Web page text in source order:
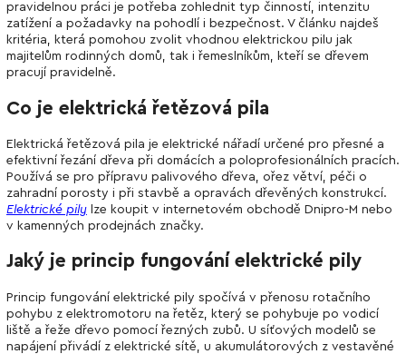
pravidelnou práci je potřeba zohlednit typ činností, intenzitu
zatížení a požadavky na pohodlí i bezpečnost. V článku najdeš
kritéria, která pomohou zvolit vhodnou elektrickou pilu jak
majitelům rodinných domů, tak i řemeslníkům, kteří se dřevem
pracují pravidelně.
Co je elektrická řetězová pila
Elektrická řetězová pila je elektrické nářadí určené pro přesné a
efektivní řezání dřeva při domácích a poloprofesionálních pracích.
Používá se pro přípravu palivového dřeva, ořez větví, péči o
zahradní porosty i při stavbě a opravách dřevěných konstrukcí.
Elektrické pily lze koupit v internetovém obchodě Dnipro-M nebo
v kamenných prodejnách značky.
Jaký je princip fungování elektrické pily
Princip fungování elektrické pily spočívá v přenosu rotačního
pohybu z elektromotoru na řetěz, který se pohybuje po vodicí
liště a řeže dřevo pomocí řezných zubů. U síťových modelů se
napájení přivádí z elektrické sítě, u akumulátorových z vestavěné